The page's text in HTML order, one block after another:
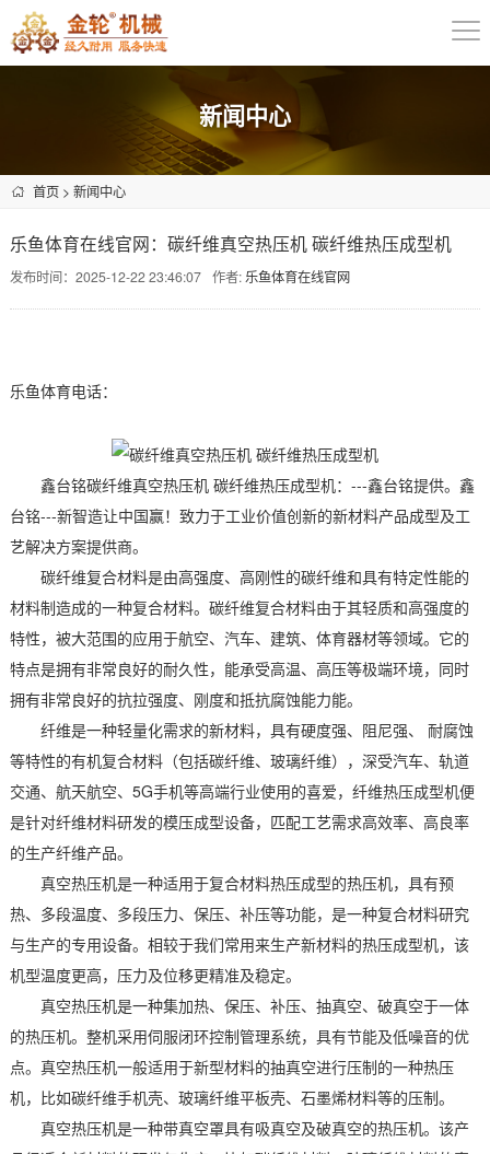
新闻中心
首页> 新闻中心
乐鱼体育在线官网：碳纤维真空热压机 碳纤维热压成型机
发布时间：2025-12-22 23:46:07 作者: 乐鱼体育在线官网
乐鱼体育电话：
鑫台铭碳纤维真空热压机 碳纤维热压成型机：---鑫台铭提供。鑫
台铭---新智造让中国赢！致力于工业价值创新的新材料产品成型及工
艺解决方案提供商。
碳纤维复合材料是由高强度、高刚性的碳纤维和具有特定性能的
材料制造成的一种复合材料。碳纤维复合材料由于其轻质和高强度的
特性，被大范围的应用于航空、汽车、建筑、体育器材等领域。它的
特点是拥有非常良好的耐久性，能承受高温、高压等极端环境，同时
拥有非常良好的抗拉强度、刚度和抵抗腐蚀能力能。
纤维是一种轻量化需求的新材料，具有硬度强、阻尼强、 耐腐蚀
等特性的有机复合材料（包括碳纤维、玻璃纤维），深受汽车、轨道
交通、航天航空、5G手机等高端行业使用的喜爱，纤维热压成型机便
是针对纤维材料研发的模压成型设备，匹配工艺需求高效率、高良率
的生产纤维产品。
真空热压机是一种适用于复合材料热压成型的热压机，具有预
热、多段温度、多段压力、保压、补压等功能，是一种复合材料研究
与生产的专用设备。相较于我们常用来生产新材料的热压成型机，该
机型温度更高，压力及位移更精准及稳定。
真空热压机是一种集加热、保压、补压、抽真空、破真空于一体
的热压机。整机采用伺服闭环控制管理系统，具有节能及低噪音的优
点。真空热压机一般适用于新型材料的抽真空进行压制的一种热压
机，比如碳纤维手机壳、玻璃纤维平板壳、石墨烯材料等的压制。
真空热压机是一种带真空罩具有吸真空及破真空的热压机。该产